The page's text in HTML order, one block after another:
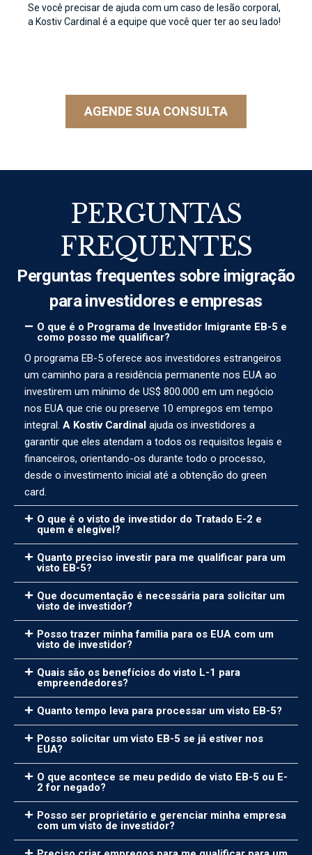
Se você precisar de ajuda com um caso de lesão corporal,
a Kostiv Cardinal é a equipe que você quer ter ao seu lado!
AGENDE SUA CONSULTA
PERGUNTAS
FREQUENTES
Perguntas frequentes sobre imigração
para investidores e empresas
O que é o Programa de Investidor Imigrante EB-5 e
como posso me qualificar?
O programa EB-5 oferece aos investidores estrangeiros
um caminho para a residência permanente nos EUA ao
investirem um mínimo de US$ 800.000 em um negócio
nos EUA que crie ou preserve 10 empregos em tempo
integral. A Kostiv Cardinal ajuda os investidores a
garantir que eles atendam a todos os requisitos legais e
financeiros, orientando-os durante todo o processo,
desde o investimento inicial até a obtenção do green
card.
O que é o visto de investidor do Tratado E-2 e
quem é elegível?
Quanto preciso investir para me qualificar para um
visto EB-5?
Que documentação é necessária para solicitar um
visto de investidor?
Posso trazer minha família para os EUA com um
visto de investidor?
Quais são os benefícios do visto L-1 para
empreendedores?
Quanto tempo leva para processar um visto EB-5?
Posso solicitar um visto EB-5 se já estiver nos
EUA?
O que acontece se meu pedido de visto EB-5 ou E-
2 for negado?
Posso ser proprietário e gerenciar minha empresa
com um visto de investidor?